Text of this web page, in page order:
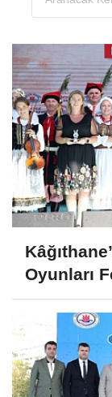
Oyunları